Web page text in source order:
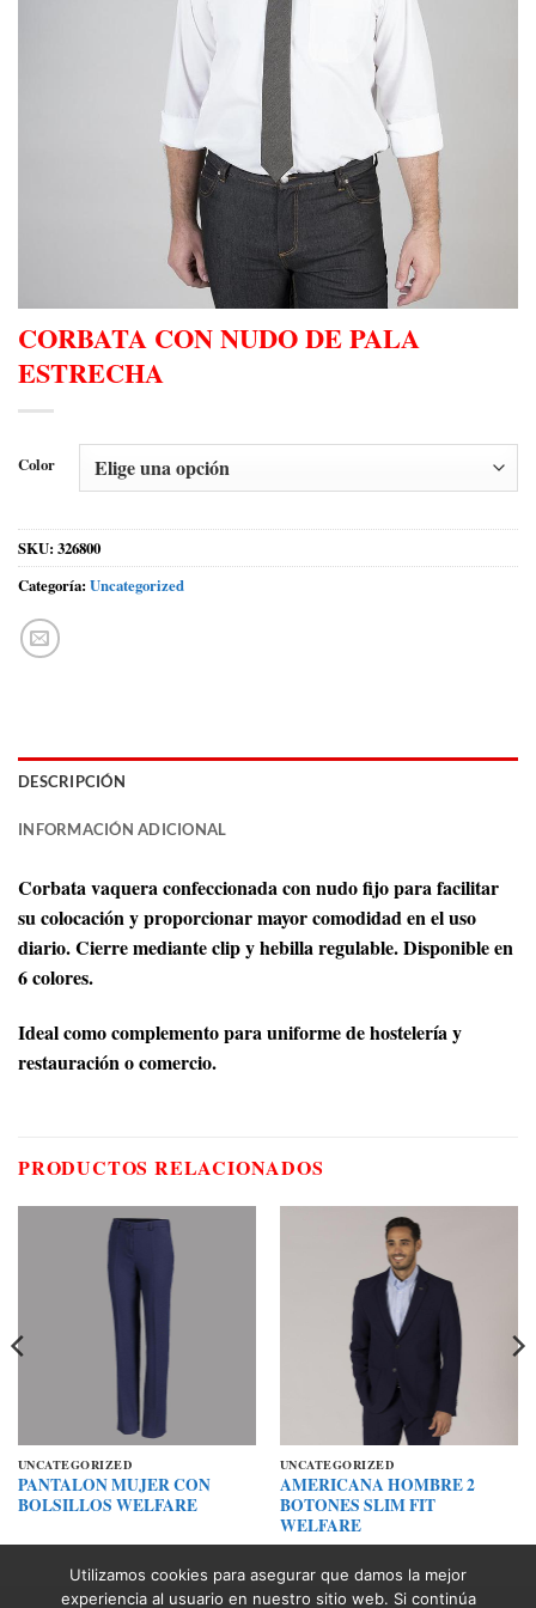
CORBATA CON NUDO DE PALA
ESTRECHA
Color
SKU: 326800
Categoría: Uncategorized
DESCRIPCIÓN
INFORMACIÓN ADICIONAL
Corbata vaquera confeccionada con nudo fijo para facilitar
su colocación y proporcionar mayor comodidad en el uso
diario. Cierre mediante clip y hebilla regulable. Disponible en
6 colores.
Ideal como complemento para uniforme de hostelería y
restauración o comercio.
PRODUCTOS RELACIONADOS
UNCATEGORIZED
PANTALON MUJER CON
BOLSILLOS WELFARE
UNCATEGORIZED
AMERICANA HOMBRE 2
BOTONES SLIM FIT
WELFARE
Utilizamos cookies para asegurar que damos la mejor
experiencia al usuario en nuestro sitio web. Si continúa